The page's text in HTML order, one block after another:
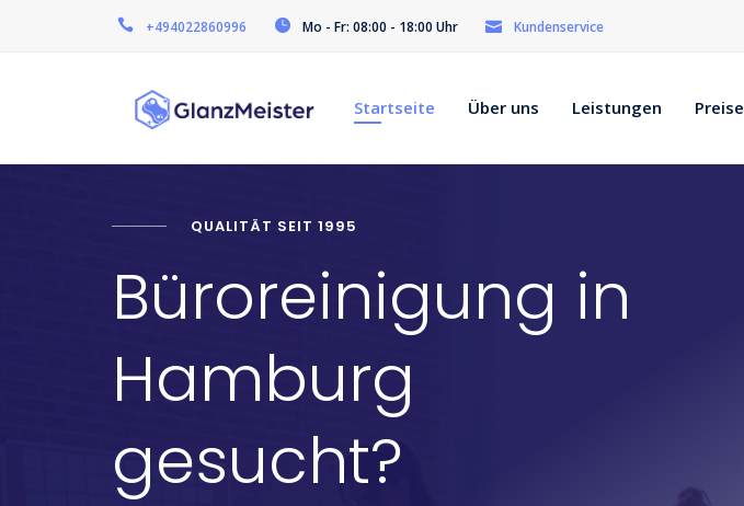
+494022860996 Mo - Fr: 08:00 - 18:00 Uhr Kundenservice
Startseite Über uns Leistungen Preise
QUALITÄT SEIT 1995
Büroreinigung in
Hamburg
gesucht?